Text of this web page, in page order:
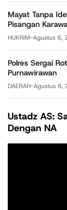
Mayat Tanpa
Pisangan
HUKRIM-Agustus 6,
Polres Sergai
Purnawirawan
DAERAH-Agustus 6,
Ustadz AS:
Dengan NA